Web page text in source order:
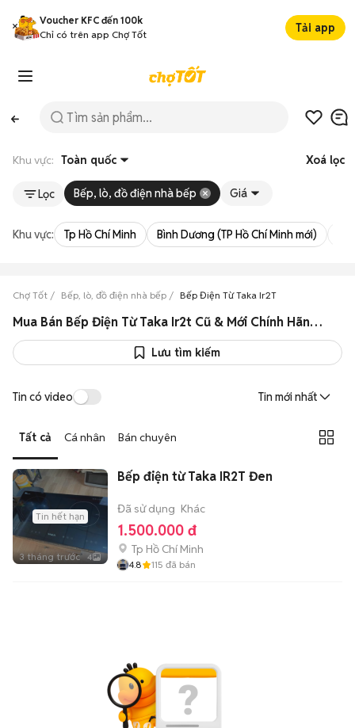
Voucher KFC đến 100k
Chỉ có trên app Chợ Tốt
Tải app
Khu vực: Toàn quốc Xoá lọc
Lọc Bếp, lò, đồ điện nhà bếp Giá
Khu vực: Tp Hồ Chí Minh Bình Dương (TP Hồ Chí Minh mới)
Chợ Tốt Bếp, lò, đồ điện nhà bếp Bếp Điện Từ Taka Ir2T
Mua Bán Bếp Điện Từ Taka Ir2t Cũ & Mới Chính Hãng Giá Rẻ
Lưu tìm kiếm
Tin có video Tin mới nhất
Tất cả Cá nhân Bán chuyên
Tin hết hạn
3 tháng trước 4
Bếp điện từ Taka IR2T Đen
Đã sử dụng Khác
1.500.000 đ
Tp Hồ Chí Minh
4.8 115 đã bán